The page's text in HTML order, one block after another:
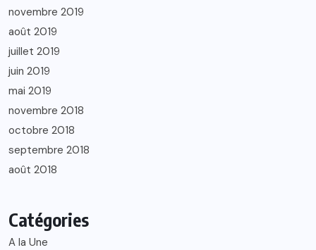
novembre 2019
août 2019
juillet 2019
juin 2019
mai 2019
novembre 2018
octobre 2018
septembre 2018
août 2018
Catégories
A la Une